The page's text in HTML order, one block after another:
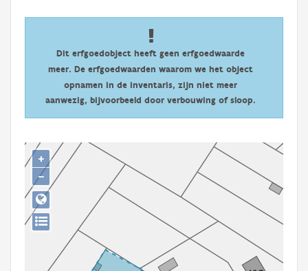
Persoon of collectief
Downloads
Aanmelden
Dit erfgoedobject heeft geen erfgoedwaarde
meer. De erfgoedwaarden waarom we het object
opnamen in de inventaris, zijn niet meer
aanwezig, bijvoorbeeld door verbouwing of sloop.
+
−